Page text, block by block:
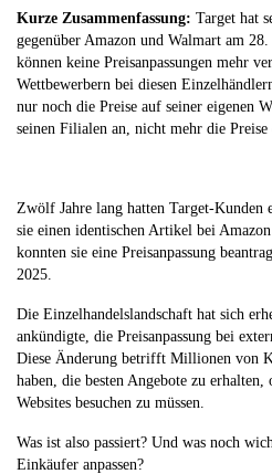
Kurze Zusammenfassung: Target hat
gegenüber Amazon und Walmart am
können keine Preisanpassungen mehr
Wettbewerbern bei diesen
nur noch die Preise auf seiner eigenen
seinen Filialen an, nicht mehr die Preise
Zwölf Jahre lang hatten Target-Kunden
sie einen identischen Artikel bei
konnten sie eine Preisanpassung
2025.
Die Einzelhandelslandschaft hat sich
ankündigte, die Preisanpassung bei
Diese Änderung betrifft Millionen von
haben, die besten Angebote zu erhalten,
Websites besuchen zu müssen.
Was ist also passiert? Und was noch
Einkäufer anpassen?